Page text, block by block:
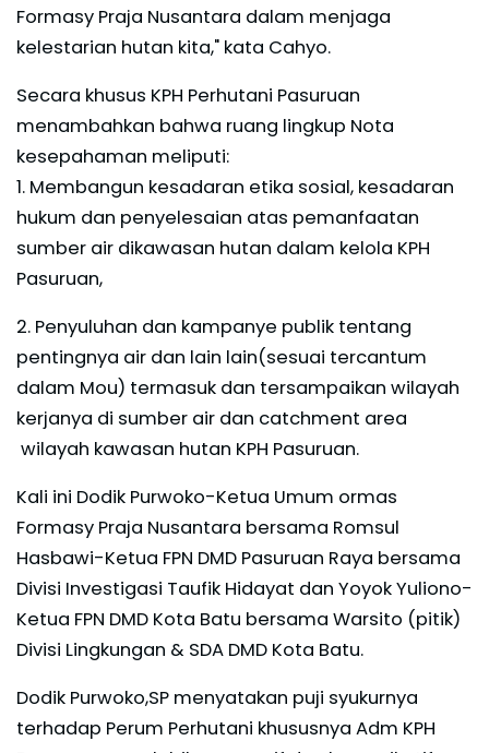
Formasy Praja Nusantara dalam menjaga
kelestarian hutan kita," kata Cahyo.
Secara khusus KPH Perhutani Pasuruan
menambahkan bahwa ruang lingkup Nota
kesepahaman meliputi:
1. Membangun kesadaran etika sosial, kesadaran
hukum dan penyelesaian atas pemanfaatan
sumber air dikawasan hutan dalam kelola KPH
Pasuruan,
2. Penyuluhan dan kampanye publik tentang
pentingnya air dan lain lain(sesuai tercantum
dalam Mou) termasuk dan tersampaikan wilayah
kerjanya di sumber air dan catchment area
wilayah kawasan hutan KPH Pasuruan.
Kali ini Dodik Purwoko-Ketua Umum ormas
Formasy Praja Nusantara bersama Romsul
Hasbawi-Ketua FPN DMD Pasuruan Raya bersama
Divisi Investigasi Taufik Hidayat dan Yoyok Yuliono-
Ketua FPN DMD Kota Batu bersama Warsito (pitik)
Divisi Lingkungan & SDA DMD Kota Batu.
Dodik Purwoko,SP menyatakan puji syukurnya
terhadap Perum Perhutani khususnya Adm KPH